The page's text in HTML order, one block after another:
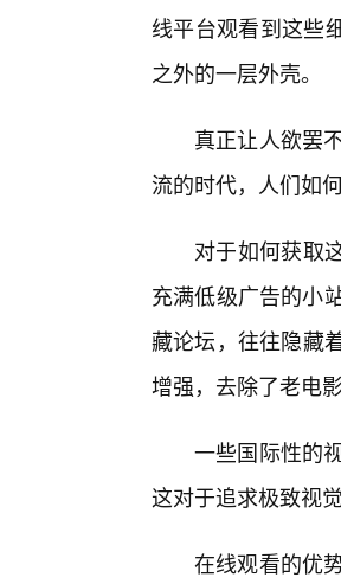
线平台观看到这些
之外的一层外壳。
真正让人欲罢
流的时代，人们如
对于如何获取
充满低级广告的小
藏论坛，往往隐藏
增强，去除了老电
一些国际性的
这对于追求极致视
在线观看的优